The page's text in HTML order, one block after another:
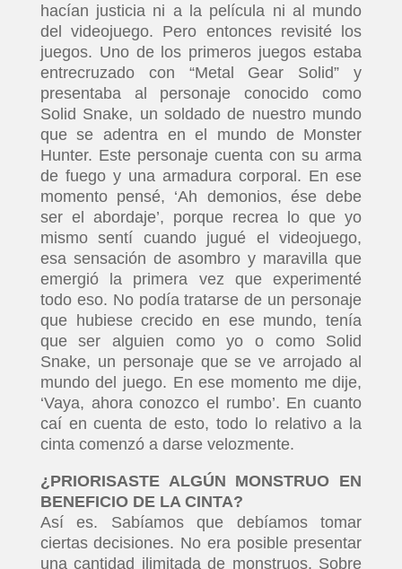
hacían justicia ni a la película ni al mundo
del videojuego. Pero entonces revisité los
juegos. Uno de los primeros juegos estaba
entrecruzado con “Metal Gear Solid” y
presentaba al personaje conocido como
Solid Snake, un soldado de nuestro mundo
que se adentra en el mundo de Monster
Hunter. Este personaje cuenta con su arma
de fuego y una armadura corporal. En ese
momento pensé, ‘Ah demonios, ése debe
ser el abordaje’, porque recrea lo que yo
mismo sentí cuando jugué el videojuego,
esa sensación de asombro y maravilla que
emergió la primera vez que experimenté
todo eso. No podía tratarse de un personaje
que hubiese crecido en ese mundo, tenía
que ser alguien como yo o como Solid
Snake, un personaje que se ve arrojado al
mundo del juego. En ese momento me dije,
‘Vaya, ahora conozco el rumbo’. En cuanto
caí en cuenta de esto, todo lo relativo a la
cinta comenzó a darse velozmente.
¿PRIORISASTE ALGÚN MONSTRUO EN
BENEFICIO DE LA CINTA?
Así es. Sabíamos que debíamos tomar
ciertas decisiones. No era posible presentar
una cantidad ilimitada de monstruos. Sobre